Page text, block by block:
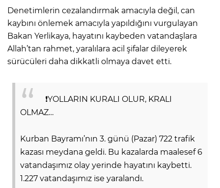
Denetimlerin cezalandırmak amacıyla değil, can
kaybını önlemek amacıyla yapıldığını vurgulayan
Bakan Yerlikaya, hayatını kaybeden vatandaşlara
Allah’tan rahmet, yaralılara acil şifalar dileyerek
sürücüleri daha dikkatli olmaya davet etti.
❗️YOLLARIN KURALI OLUR, KRALI
OLMAZ…
Kurban Bayramı’nın 3. günü (Pazar) 722 trafik
kazası meydana geldi. Bu kazalarda maalesef 6
vatandaşımız olay yerinde hayatını kaybetti.
1.227 vatandaşımız ise yaralandı.